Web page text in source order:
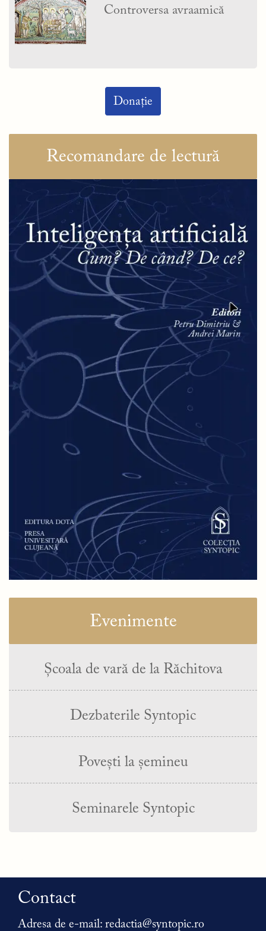
Controversa avraamică
Donație
Recomandare de lectură
Evenimente
Școala de vară de la Răchitova
Dezbaterile Syntopic
Povești la șemineu
Seminarele Syntopic
Contact
Adresa de e-mail: redactia@syntopic.ro